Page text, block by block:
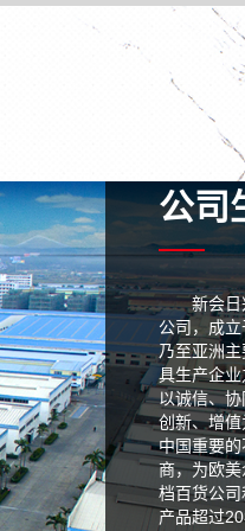
公司
新会
公司，成
乃至亚洲
具生产企
以诚信、
创新、增
中国重要
商，为欧
档百货公
产品超过